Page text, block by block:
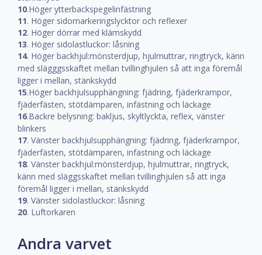
10.Höger ytterbackspegelinfästning
11. Höger sidomarkeringslycktor och reflexer
12. Höger dörrar med klämskydd
13. Höger sidolastluckor: låsning
14. Höger backhjul:mönsterdjup, hjulmuttrar, ringtryck, känn
med slägggsskaftet mellan tvillinghjulen så att inga föremål
ligger i mellan, stänkskydd
15.Höger backhjulsupphängning: fjädring, fjäderkrampor,
fjäderfästen, stötdämparen, infästning och läckage
16.Backre belysning: bakljus, skyltlyckta, reflex, vänster
blinkers
17. Vänster backhjulsupphängning: fjädring, fjäderkrampor,
fjäderfästen, stötdämparen, infästning och läckage
18. Vänster backhjul:mönsterdjup, hjulmuttrar, ringtryck,
känn med släggsskaftet mellan tvillinghjulen så att inga
föremål ligger i mellan, stänkskydd
19. Vänster sidolastluckor: låsning
20. Luftorkaren
Andra varvet